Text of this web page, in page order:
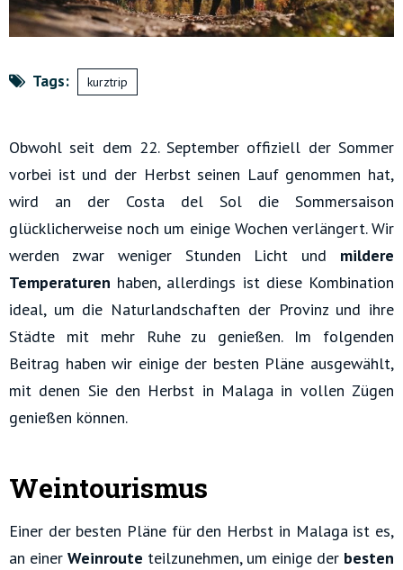
Tags: kurztrip
Obwohl seit dem 22. September offiziell der Sommer
vorbei ist und der Herbst seinen Lauf genommen hat,
wird an der Costa del Sol die Sommersaison
glücklicherweise noch um einige Wochen verlängert. Wir
werden zwar weniger Stunden Licht und mildere
Temperaturen haben, allerdings ist diese Kombination
ideal, um die Naturlandschaften der Provinz und ihre
Städte mit mehr Ruhe zu genießen. Im folgenden
Beitrag haben wir einige der besten Pläne ausgewählt,
mit denen Sie den Herbst in Malaga in vollen Zügen
genießen können.
Weintourismus
Einer der besten Pläne für den Herbst in Malaga ist es,
an einer Weinroute teilzunehmen, um einige der besten